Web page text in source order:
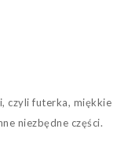
czyli futerka, miękkie
niezbędne części.